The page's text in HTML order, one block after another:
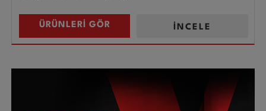
İNCELE
ÜRÜNLERİ GÖR